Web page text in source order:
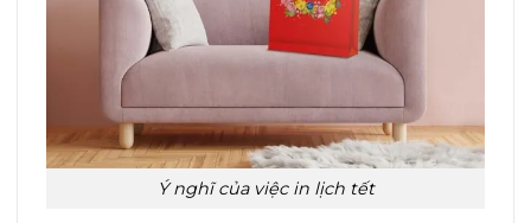
Ý nghĩ của việc in lịch tết